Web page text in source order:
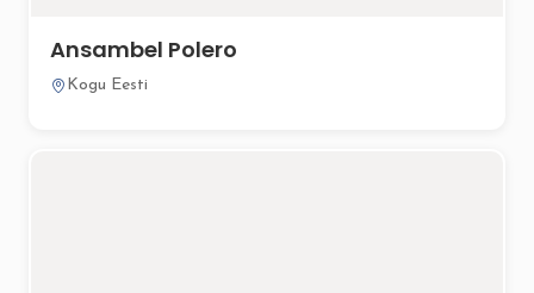
Ansambel Polero
Kogu Eesti